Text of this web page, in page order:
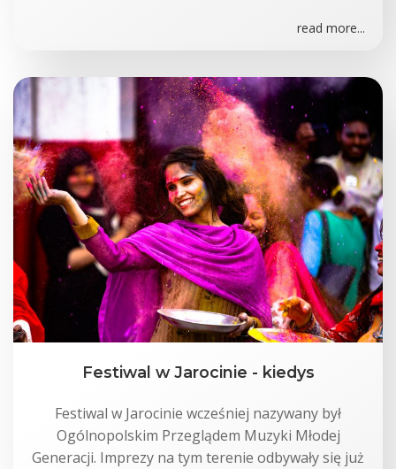
read more...
Festiwal w Jarocinie - kiedys
Festiwal w Jarocinie wcześniej nazywany był
Ogólnopolskim Przeglądem Muzyki Młodej
Generacji. Imprezy na tym terenie odbywały się już